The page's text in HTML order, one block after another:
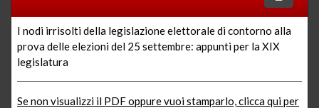
I nodi irrisolti della legislazione elettorale di contorno alla
prova delle elezioni del 25 settembre: appunti per la XIX
legislatura
Se non visualizzi il PDF oppure vuoi stamparlo, clicca qui per